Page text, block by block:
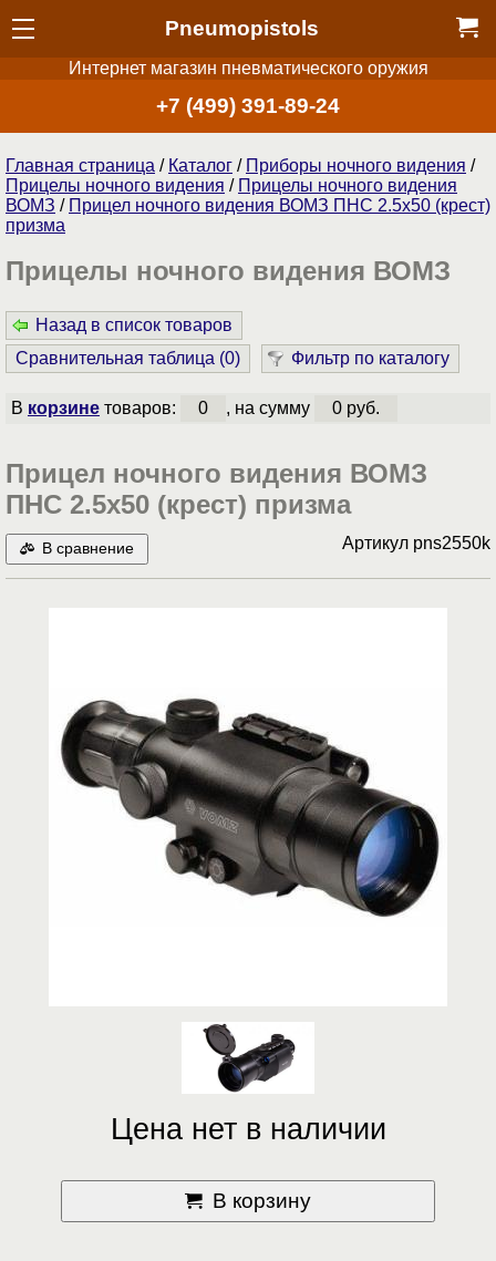
Pneumopistols
Интернет магазин пневматического оружия
+7 (499) 391-89-24
Главная страница / Каталог / Приборы ночного видения /
Прицелы ночного видения / Прицелы ночного видения
ВОМЗ / Прицел ночного видения ВОМЗ ПНС 2.5х50 (крест)
призма
Прицелы ночного видения ВОМЗ
Назад в список товаров
Сравнительная таблица (0) Фильтр по каталогу
В корзинетоваров: 0 , на сумму 0 руб.
Прицел ночного видения ВОМЗ
ПНС 2.5х50 (крест) призма
В сравнение Артикул pns2550k
Цена нет в наличии
В корзину